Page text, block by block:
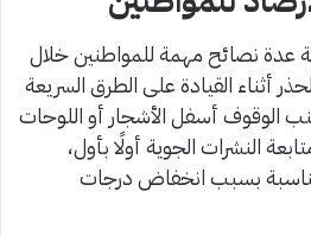
عدة نصائح مهمة للمواطنين خلال
أثناء القيادة على الطرق السريعة
الوقوف أسفل الأشجار أو اللوحات
النشرات الجوية أولًا بأول،
بسبب انخفاض درجات